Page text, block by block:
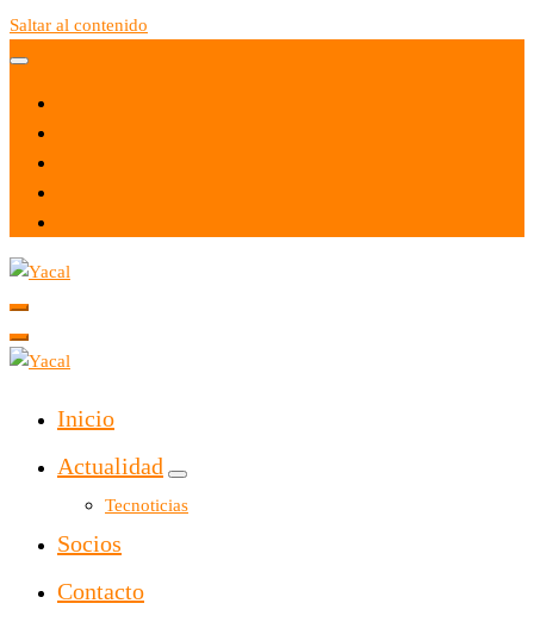
Saltar al contenido
Yacal micro hosting
Inicio
Actualidad
Tecnoticias
Socios
Contacto